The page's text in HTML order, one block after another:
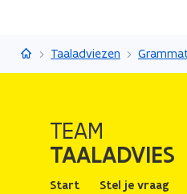
TaaladviesTaaladviezen
TEAM
TAALADVIES
Start Stel je vraag